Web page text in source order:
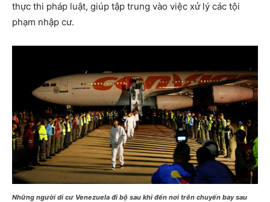
thực thi pháp luật, giúp tập trung vào việc xử lý các tội
phạm nhập cư.
Những người di cư Venezuela đi bộ sau khi đến nơi trên chuyến bay sau